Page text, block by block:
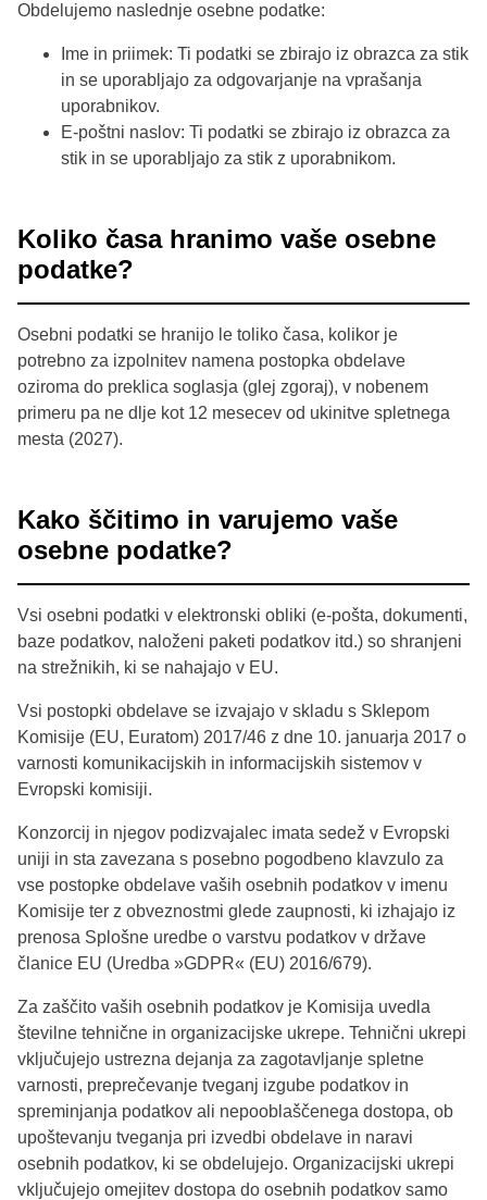
Obdelujemo naslednje osebne podatke:
Ime in priimek: Ti podatki se zbirajo iz obrazca za stik
in se uporabljajo za odgovarjanje na vprašanja
uporabnikov.
E-poštni naslov: Ti podatki se zbirajo iz obrazca za
stik in se uporabljajo za stik z uporabnikom.
Koliko časa hranimo vaše osebne
podatke?
Osebni podatki se hranijo le toliko časa, kolikor je
potrebno za izpolnitev namena postopka obdelave
oziroma do preklica soglasja (glej zgoraj), v nobenem
primeru pa ne dlje kot 12 mesecev od ukinitve spletnega
mesta (2027).
Kako ščitimo in varujemo vaše
osebne podatke?
Vsi osebni podatki v elektronski obliki (e-pošta, dokumenti,
baze podatkov, naloženi paketi podatkov itd.) so shranjeni
na strežnikih, ki se nahajajo v EU.
Vsi postopki obdelave se izvajajo v skladu s Sklepom
Komisije (EU, Euratom) 2017/46 z dne 10. januarja 2017 o
varnosti komunikacijskih in informacijskih sistemov v
Evropski komisiji.
Konzorcij in njegov podizvajalec imata sedež v Evropski
uniji in sta zavezana s posebno pogodbeno klavzulo za
vse postopke obdelave vaših osebnih podatkov v imenu
Komisije ter z obveznostmi glede zaupnosti, ki izhajajo iz
prenosa Splošne uredbe o varstvu podatkov v države
članice EU (Uredba »GDPR« (EU) 2016/679).
Za zaščito vaših osebnih podatkov je Komisija uvedla
številne tehnične in organizacijske ukrepe. Tehnični ukrepi
vključujejo ustrezna dejanja za zagotavljanje spletne
varnosti, preprečevanje tveganj izgube podatkov in
spreminjanja podatkov ali nepooblaščenega dostopa, ob
upoštevanju tveganja pri izvedbi obdelave in naravi
osebnih podatkov, ki se obdelujejo. Organizacijski ukrepi
vključujejo omejitev dostopa do osebnih podatkov samo